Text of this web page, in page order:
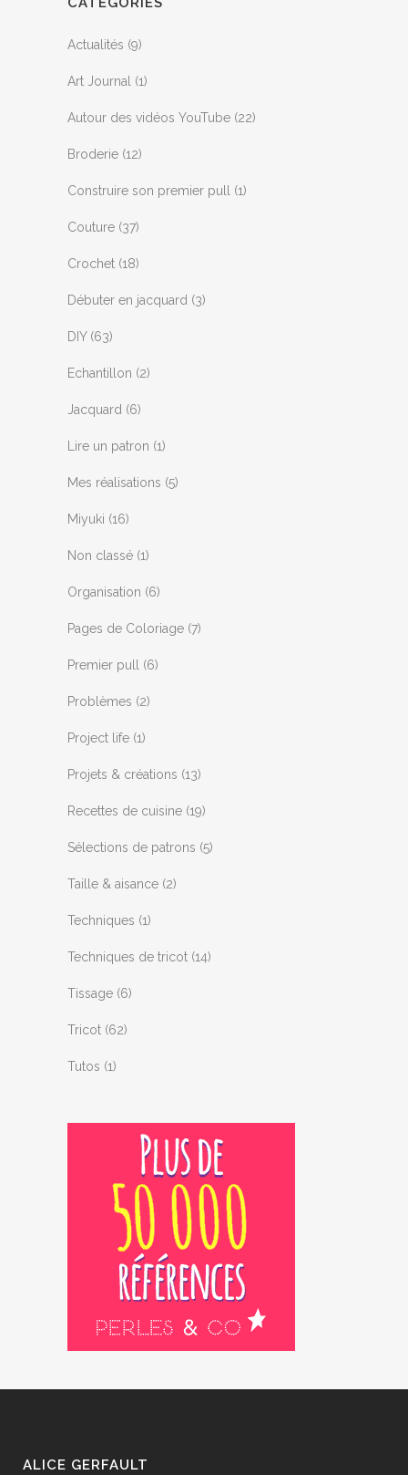
Actualités (9)
Art Journal (1)
Autour des vidéos YouTube (22)
Broderie (12)
Construire son premier pull (1)
Couture (37)
Crochet (18)
Débuter en jacquard (3)
DIY(63)
Echantillon (2)
Jacquard (6)
Lire un patron (1)
Mes réalisations (5)
Miyuki (16)
Non classé (1)
Organisation (6)
Pages de Coloriage (7)
Premier pull (6)
Problèmes (2)
Project life (1)
Projets & créations (13)
Recettes de cuisine (19)
Sélections de patrons (5)
Taille & aisance (2)
Techniques (1)
Techniques de tricot (14)
Tissage (6)
Tricot (62)
Tutos (1)
ALICE GERFAULT